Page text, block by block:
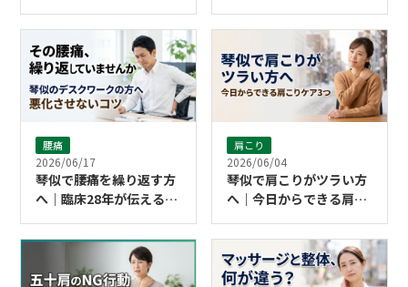
琴似院
骨院 琴似院
腰痛
2026/06/17
琴似で腰痛を繰り返す方
へ｜臨床28年が伝える悪
整骨院 琴似院
肩こり
2026/06/04
琴似で肩こりがツラい方
へ｜今日からできる肩こ
院 琴似院